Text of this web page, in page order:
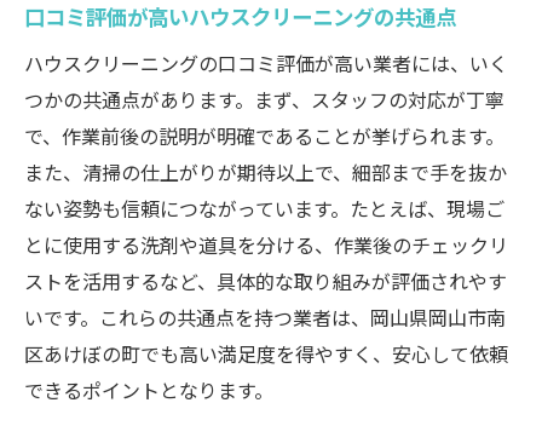
口コミ評価が高いハウスクリーニングの共通点
ハウスクリーニングの口コミ評価が高い業者には、いく
つかの共通点があります。まず、スタッフの対応が丁寧
で、作業前後の説明が明確であることが挙げられます。
また、清掃の仕上がりが期待以上で、細部まで手を抜か
ない姿勢も信頼につながっています。たとえば、現場ご
とに使用する洗剤や道具を分ける、作業後のチェックリ
ストを活用するなど、具体的な取り組みが評価されやす
いです。これらの共通点を持つ業者は、岡山県岡山市南
区あけぼの町でも高い満足度を得やすく、安心して依頼
できるポイントとなります。